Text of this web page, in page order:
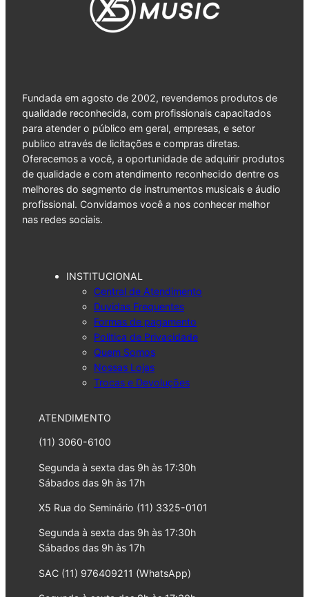
Fundada em agosto de 2002, revendemos produtos de
qualidade reconhecida, com profissionais capacitados
para atender o público em geral, empresas, e setor
publico através de licitações e compras diretas.
Oferecemos a você, a oportunidade de adquirir produtos
de qualidade e com atendimento reconhecido dentre os
melhores do segmento de instrumentos musicais e áudio
profissional. Convidamos você a nos conhecer melhor
nas redes sociais.
INSTITUCIONAL
Central de Atendimento
Duvidas Frequentes
Formas de pagamento
Politica de Privacidade
Quem Somos
Nossas Lojas
Trocas e Devoluções
ATENDIMENTO
(11) 3060-6100
Segunda à sexta das 9h às 17:30h
Sábados das 9h às 17h
X5 Rua do Seminário (11) 3325-0101
Segunda à sexta das 9h às 17:30h
Sábados das 9h às 17h
SAC (11) 976409211 (WhatsApp)